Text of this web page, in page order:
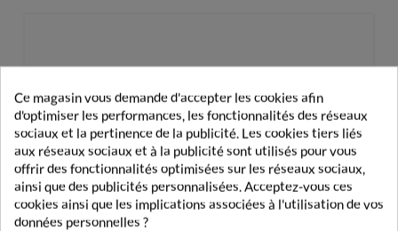
Ce magasin vous demande d'accepter les cookies afin
d'optimiser les performances, les fonctionnalités des réseaux
sociaux et la pertinence de la publicité. Les cookies tiers liés
aux réseaux sociaux et à la publicité sont utilisés pour vous
offrir des fonctionnalités optimisées sur les réseaux sociaux,
ainsi que des publicités personnalisées. Acceptez-vous ces
cookies ainsi que les implications associées à l'utilisation de vos
données personnelles ?